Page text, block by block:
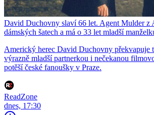
David Duchovny slaví 66 let. Agent Mulder z
dámských šatech a má o 33 let mladší
Americký herec David Duchovny překvapuje
výrazně mladší partnerkou i nečekanou
potěší české fanoušky v Praze.
ReadZone
dnes, 17:30